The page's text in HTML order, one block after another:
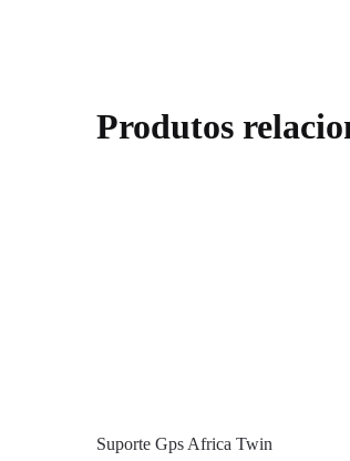
Produtos
Suporte Gps Africa Twin